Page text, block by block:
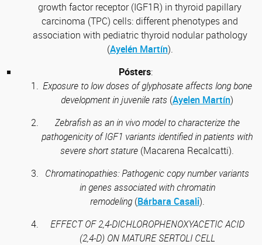
growth factor receptor (IGF1R) in thyroid papillary
carcinoma (TPC) cells: different phenotypes and
association with pediatric thyroid nodular pathology
(Ayelén Martín).
Pósters:
Exposure to low doses of glyphosate affects long bone
development in juvenile rats (Ayelen Martín)
Zebrafish as an in vivo model to characterize the
pathogenicity of IGF1 variants identified in patients with
severe short stature (Macarena Recalcatti).
Chromatinopathies: Pathogenic copy number variants
in genes associated with chromatin
remodeling(Bárbara Casali).
EFFECT OF 2,4-DICHLOROPHENOXYACETIC ACID
(2,4-D) ON MATURE SERTOLI CELL